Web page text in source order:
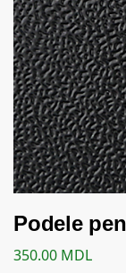
Podele
350.00 MDL